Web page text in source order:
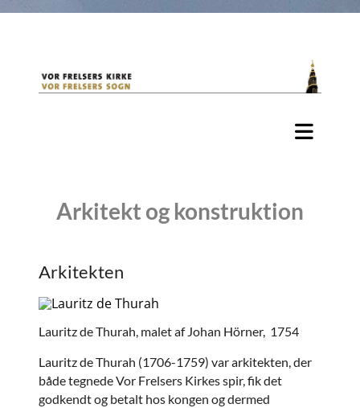
Arkitekt og konstruktion
Arkitekten
Lauritz de Thurah, malet af Johan Hörner, 1754
Lauritz de Thurah (1706-1759) var arkitekten, der
både tegnede Vor Frelsers Kirkes spir, fik det
godkendt og betalt hos kongen og dermed